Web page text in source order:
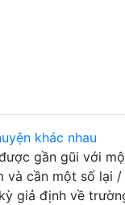
khác nhau
gần gũi với
và cần một số lại /
giả định về